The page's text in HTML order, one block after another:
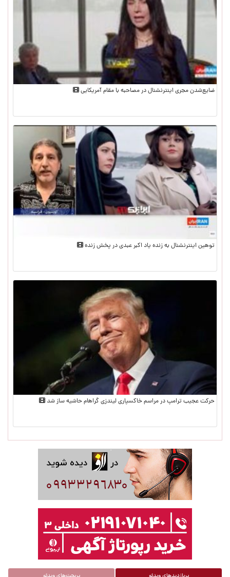
ضایع‌شدن مجری اینترنشنال در مصاحبه با مقام آمریکایی
توهین اینترنشنال به زنده یاد اکبر عبدی در پخش زنده
حرکت عجیب ترامپ در مراسم خاکسپاری لیندزی گراهام حاشیه ساز شد